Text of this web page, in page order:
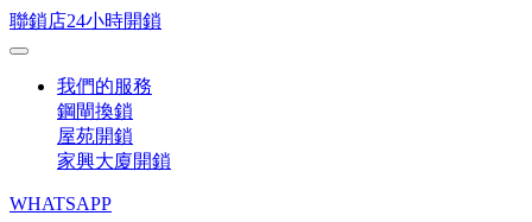
聯鎖店24小時開鎖
我們的服務
鋼閘換鎖
屋苑開鎖
家興大廈開鎖
WHATSAPP